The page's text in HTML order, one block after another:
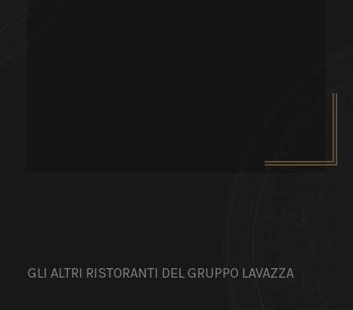
GLI ALTRI RISTORANTI DEL GRUPPO LAVAZZA